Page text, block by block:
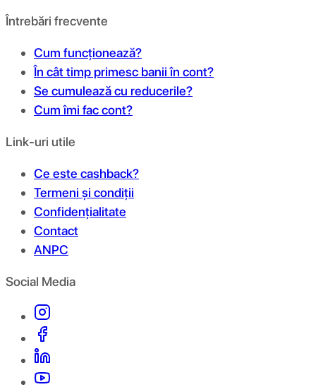
Întrebări frecvente
Cum funcționează?
În cât timp primesc banii în cont?
Se cumulează cu reducerile?
Cum îmi fac cont?
Link-uri utile
Ce este cashback?
Termeni și condiții
Confidențialitate
Contact
ANPC
Social Media